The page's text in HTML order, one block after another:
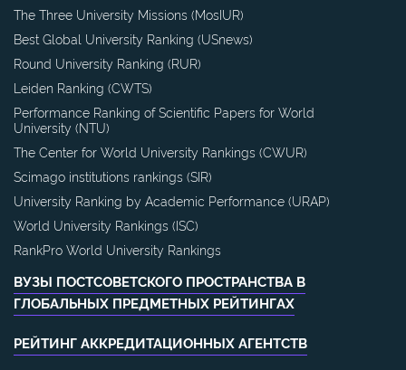
The Three University Missions (MosIUR)
Best Global University Ranking (USnews)
Round University Ranking (RUR)
Leiden Ranking (CWTS)
Performance Ranking of Scientific Papers for World
University (NTU)
The Center for World University Rankings (CWUR)
Scimago institutions rankings (SIR)
University Ranking by Academic Performance (URAP)
World University Rankings (ISC)
RankPro World University Rankings
ВУЗЫ ПОСТСОВЕТСКОГО ПРОСТРАНСТВА В
ГЛОБАЛЬНЫХ ПРЕДМЕТНЫХ РЕЙТИНГАХ
РЕЙТИНГ АККРЕДИТАЦИОННЫХ АГЕНТСТВ